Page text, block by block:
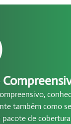
também como
pacote de